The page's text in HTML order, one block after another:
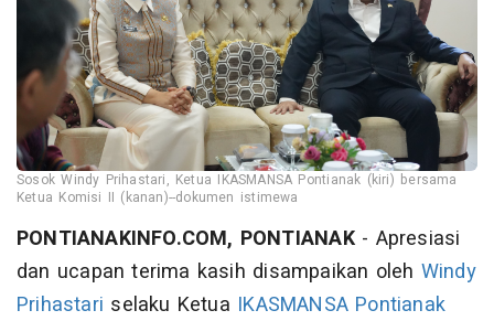
Sosok Windy Prihastari, Ketua IKASMANSA Pontianak (kiri) bersama
Ketua Komisi II (kanan)--dokumen istimewa
PONTIANAKINFO.COM, PONTIANAK- Apresiasi
dan ucapan terima kasih disampaikan oleh Windy
Prihastari selaku Ketua IKASMANSA Pontianak